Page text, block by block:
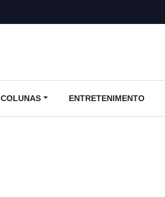
COLUNAS ENTRETENIMENTO